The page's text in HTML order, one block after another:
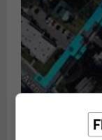
Publié le 6 août
Greenfield